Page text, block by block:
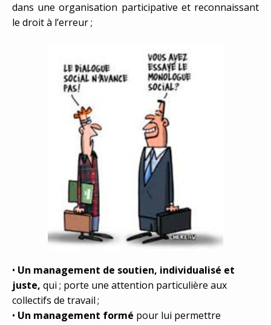
dans une organisation participative et reconnaissant
le droit à l’erreur ;
• Un management de soutien, individualisé et
juste, qui ; porte une attention particulière aux
collectifs de travail ;
• Un management formé pour lui permettre